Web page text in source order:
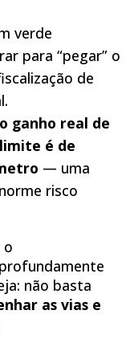
verde
para “pegar” o
de
o ganho real de
é de
— uma
risco
o
não basta
as vias e